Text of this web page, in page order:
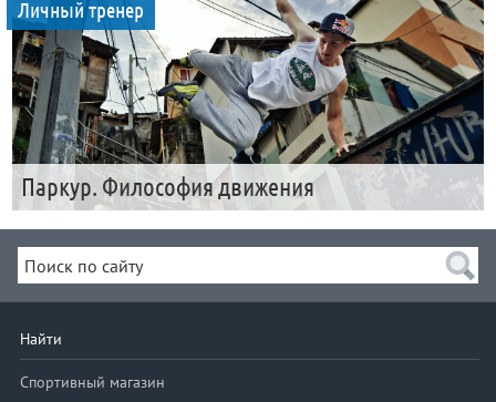
Личный тренер
Паркур. Философия движения
Найти
Спортивный магазин